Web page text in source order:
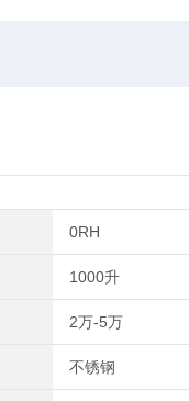
0RH
1000升
2万-5万
不锈钢